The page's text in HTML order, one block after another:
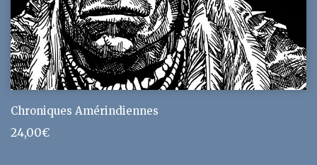
Chroniques Amérindiennes
24,00€